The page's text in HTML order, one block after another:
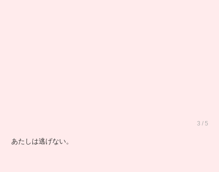
3 / 5
あたしは逃げない。